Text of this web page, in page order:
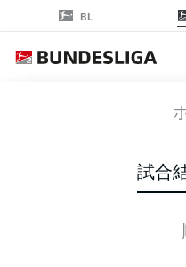
BL
試合
SVD
スターティン